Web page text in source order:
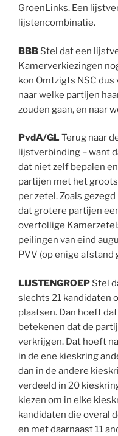
GroenLinks. Een
lijstencombinatie.
BBB Stel dat een
Kamerverkiezingen
kon Omtzigts NSC
naar welke partijen
zouden gaan, en naar
PvdA/GL Terug naar
lijstverbinding – want
dat niet zelf bepalen
partijen met het
per zetel. Zoals
dat grotere partijen
overtollige
peilingen van eind
PVV (op enige afstand
LIJSTENGROEP Stel
slechts 21 kandidaten
plaatsen. Dan hoeft
betekenen dat de partij
verkrijgen. Dat hoeft
in de ene kieskring
dan in de andere
verdeeld in 20
kiezen om in elke
kandidaten die overal
en met daarnaast 11